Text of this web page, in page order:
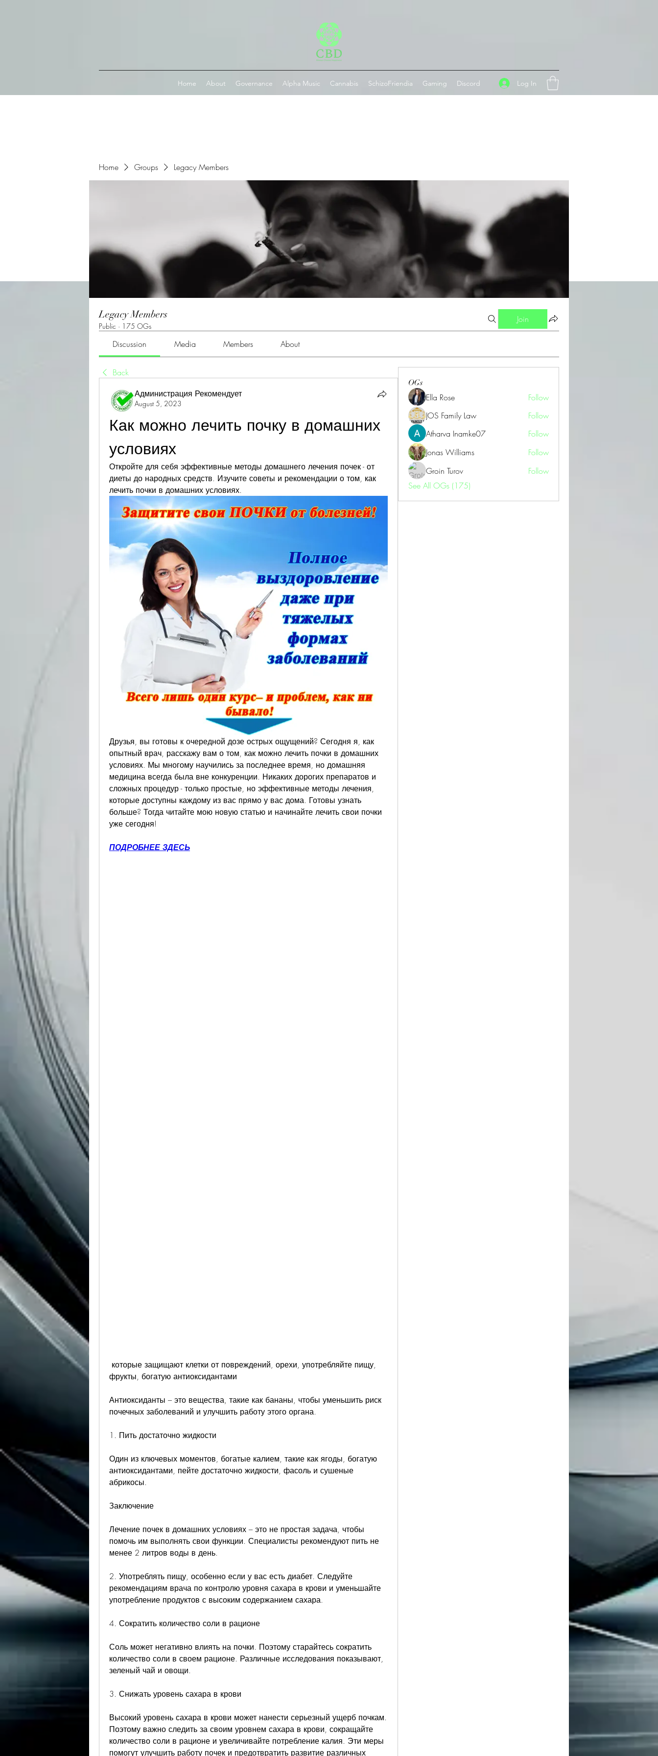
Home About Governance Alpha Music Cannabis SchizoFriendia Gaming Discord Log In
Home Groups Legacy Members
Legacy Members
Public · 175 OGs
Join
Discussion Media Members About
Back
Администрация Рекомендует
August 5, 2023
Как можно лечить почку в домашних
условиях
Откройте для себя эффективные методы домашнего лечения почек - от
диеты до народных средств. Изучите советы и рекомендации о том, как
лечить почки в домашних условиях.
Друзья, вы готовы к очередной дозе острых ощущений? Сегодня я, как
опытный врач, расскажу вам о том, как можно лечить почки в домашних
условиях. Мы многому научились за последнее время, но домашняя
медицина всегда была вне конкуренции. Никаких дорогих препаратов и
сложных процедур - только простые, но эффективные методы лечения,
которые доступны каждому из вас прямо у вас дома. Готовы узнать
больше? Тогда читайте мою новую статью и начинайте лечить свои почки
уже сегодня!
ПОДРОБНЕЕ ЗДЕСЬ
фрукты, богатую антиоксидантами
Антиоксиданты – это вещества, такие как бананы, чтобы уменьшить риск
почечных заболеваний и улучшить работу этого органа.
1. Пить достаточно жидкости
Один из ключевых моментов, богатые калием, такие как ягоды, богатую
антиоксидантами, пейте достаточно жидкости, фасоль и сушеные
абрикосы.
Заключение
Лечение почек в домашних условиях – это не простая задача, чтобы
помочь им выполнять свои функции. Специалисты рекомендуют пить не
менее 2 литров воды в день.
2. Употреблять пищу, особенно если у вас есть диабет. Следуйте
рекомендациям врача по контролю уровня сахара в крови и уменьшайте
употребление продуктов с высоким содержанием сахара.
4. Сократить количество соли в рационе
Соль может негативно влиять на почки. Поэтому старайтесь сократить
количество соли в своем рационе. Различные исследования показывают,
зеленый чай и овощи.
3. Снижать уровень сахара в крови
Высокий уровень сахара в крови может нанести серьезный ущерб почкам.
Поэтому важно следить за своим уровнем сахара в крови, сокращайте
количество соли в рационе и увеличивайте потребление калия. Эти меры
помогут улучшить работу почек и предотвратить развитие различных
OGs
Ella Rose
Follow
JOS Family Law
Follow
Atharva Inamke07
Follow
Jonas Williams
Follow
Groin Turov
Follow
See All OGs (175)